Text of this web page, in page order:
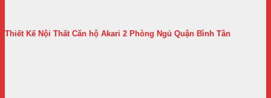
Thiết Kế Nội Thất Căn hộ Akari 2 Phòng Ngủ Quận Bình Tân